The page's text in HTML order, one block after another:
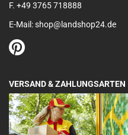
F. +49 3765 718888
E-Mail: shop@landshop24.de
VERSAND & ZAHLUNGSARTEN